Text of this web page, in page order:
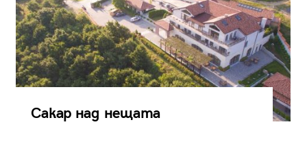
Сакар над нещата